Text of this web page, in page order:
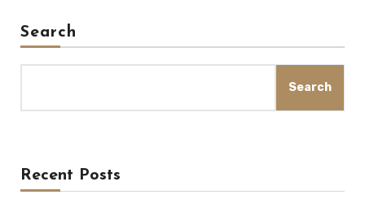
Search
Search
Recent Posts